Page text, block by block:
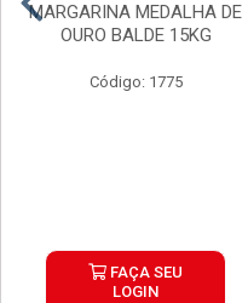
MARGARINA MEDALHA DE
OURO BALDE 15KG
Código: 1775
FAÇA SEU
LOGIN